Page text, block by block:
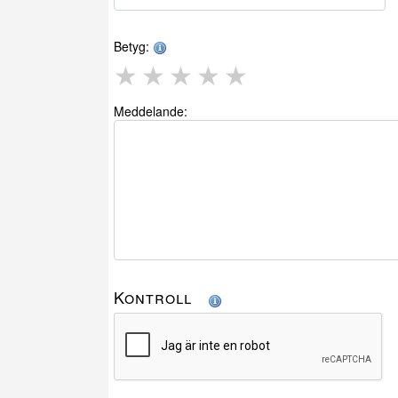
Betyg:
★ ★ ★ ★ ★
Meddelande:
Kontroll